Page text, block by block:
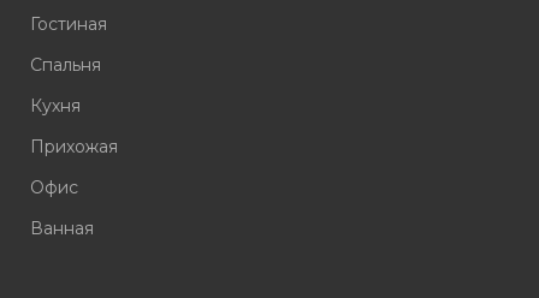
Гостиная
Спальня
Кухня
Прихожая
Офис
Ванная